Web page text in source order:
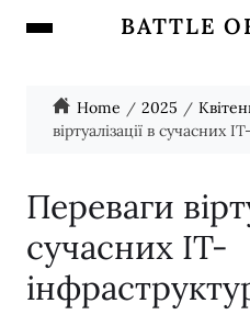
BATTLE
Home 2025
віртуалізації в сучасних
Переваги
сучасних IT-